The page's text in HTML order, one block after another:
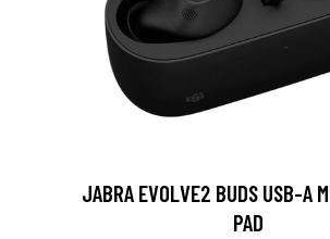
JABRA EVOLVE2 BUDS USB-A
PAD